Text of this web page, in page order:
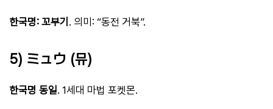
한국명: 꼬부기 . 의미: “동전 거북”.
5) ミュウ (뮤)
한국명 동일. 1세대 마법 포켓몬.